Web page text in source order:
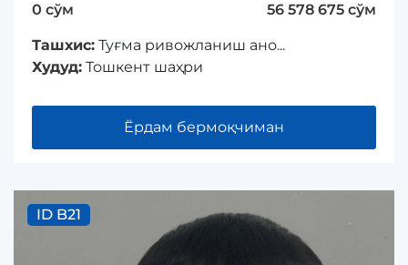
0 сўм 56 578 675 сўм
Ташхис: Туғма ривожланиш ано...
Худуд: Тошкент шаҳри
Ёрдам бермоқчиман
ID B21